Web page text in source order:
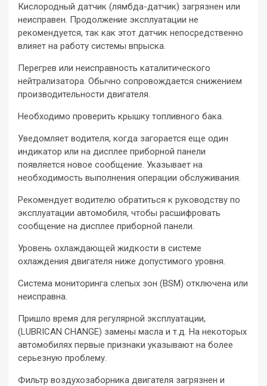
Кислородный датчик (лямбда-датчик) загрязнен или
неисправен. Продолжение эксплуатации не
рекомендуется, так как этот датчик непосредственно
влияет на работу системы впрыска.
Перегрев или неисправность каталитического
нейтрализатора. Обычно сопровождается снижением
производительности двигателя.
Необходимо проверить крышку топливного бака.
Уведомляет водителя, когда загорается еще один
индикатор или на дисплее приборной панели
появляется новое сообщение. Указывает на
необходимость выполнения операции обслуживания.
Рекомендует водителю обратиться к руководству по
эксплуатации автомобиля, чтобы расшифровать
сообщение на дисплее приборной панели.
Уровень охлаждающей жидкости в системе
охлаждения двигателя ниже допустимого уровня.
Система мониторинга слепых зон (BSM) отключена или
неисправна.
Пришло время для регулярной эксплуатации,
(LUBRICAN CHANGE) замены масла и т.д. На некоторых
автомобилях первые признаки указывают на более
серьезную проблему.
Фильтр воздухозаборника двигателя загрязнен и